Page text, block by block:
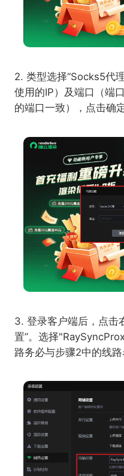
2. 类型选择“Socks5代
使用的IP）及端口（端
的端口一致），点击确定
3. 登录客户端后，点击
置”。选择
路务必与步骤2中的线路